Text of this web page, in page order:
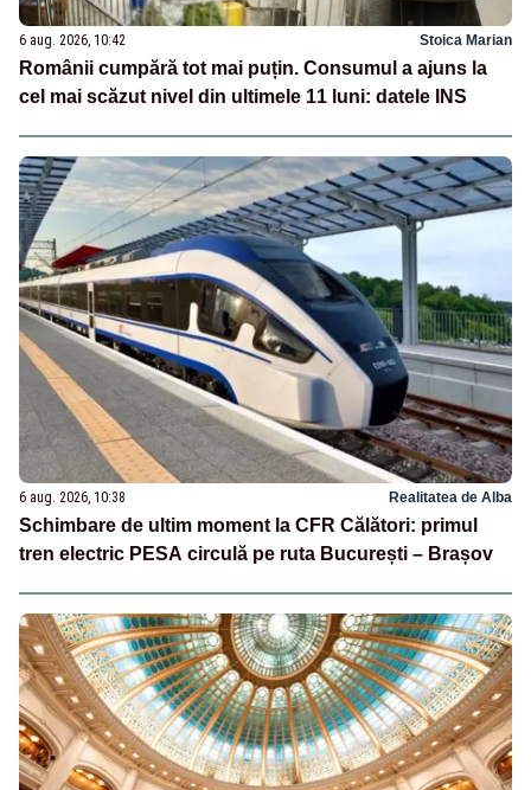
6 aug. 2026, 10:42 Stoica Marian
Românii cumpără tot mai puțin. Consumul a ajuns la
cel mai scăzut nivel din ultimele 11 luni: datele INS
6 aug. 2026, 10:38 Realitatea de Alba
Schimbare de ultim moment la CFR Călători: primul
tren electric PESA circulă pe ruta București – Brașov